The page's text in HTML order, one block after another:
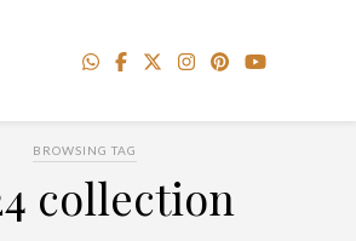
BROWSING TAG
collection